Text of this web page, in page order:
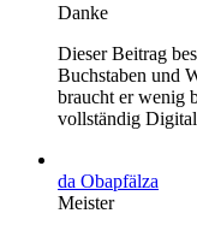
Danke
Dieser Beitrag
Buchstaben und
braucht er wenig
vollständig Digital
da Obapfälza
Meister